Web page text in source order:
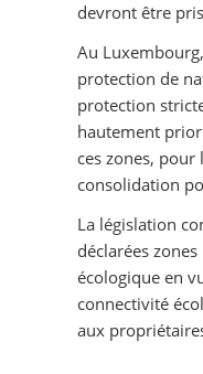
devront être
Au
protection de
protection
hautement
ces zones,
consolidation
La législation
déclarées
écologique en
connectivité
aux